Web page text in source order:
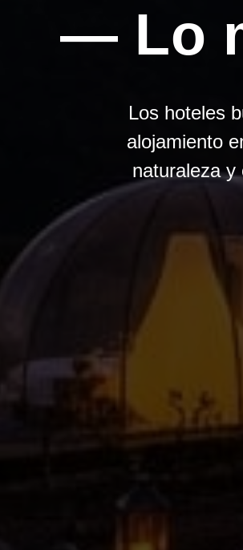
— Lo
Los hoteles
alojamiento
naturaleza y